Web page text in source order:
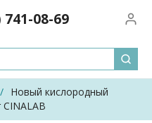
741-08-69
/ Новый кислородный